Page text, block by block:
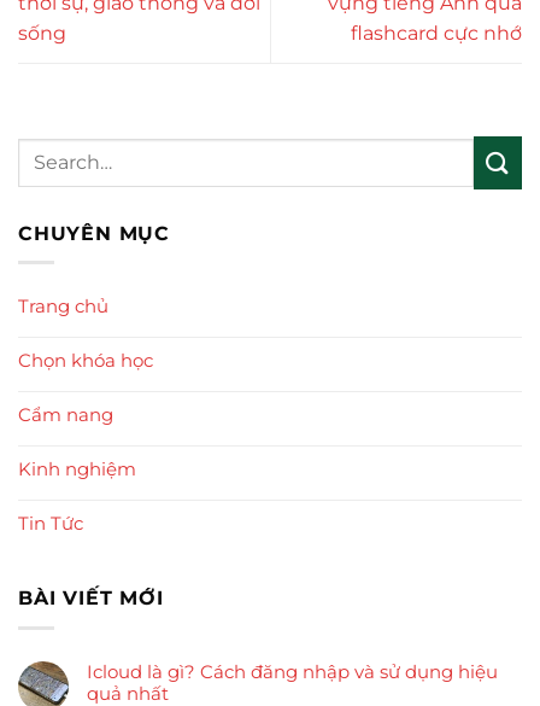
sống
flashcard cực nhớ
CHUYÊN MỤC
Trang chủ
Chọn khóa học
Cẩm nang
Kinh nghiệm
Tin Tức
BÀI VIẾT MỚI
Icloud là gì? Cách đăng nhập và sử dụng hiệu
quả nhất